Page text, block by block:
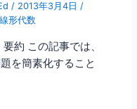
/ 2013年3月4日/
線形代数
約 この記事では、
を簡素化すること